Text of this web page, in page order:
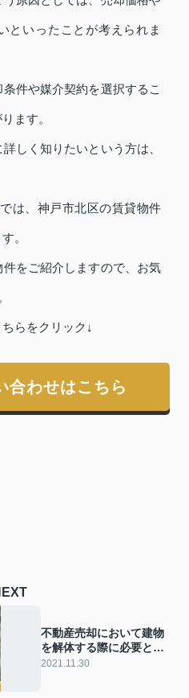
といったことが考えられま
件や媒介契約を選択するこ
ます。
しく知りたいという方は、
では、神戸市北区の賃貸物件
。
をご紹介しますので、お気
らをクリック↓
合わせはこちら
不動産売却において建物
を解体する際に必要とさ
れる付帯工事とは？
2021.11.30